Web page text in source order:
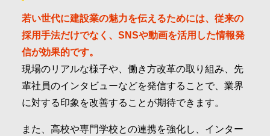
若い世代に建設業の魅力を伝えるためには、従来の
採用手法だけでなく、SNSや動画を活用した情報発
信が効果的です。
現場のリアルな様子や、働き方改革の取り組み、先
輩社員のインタビューなどを発信することで、業界
に対する印象を改善することが期待できます。
また、高校や専門学校との連携を強化し、インター